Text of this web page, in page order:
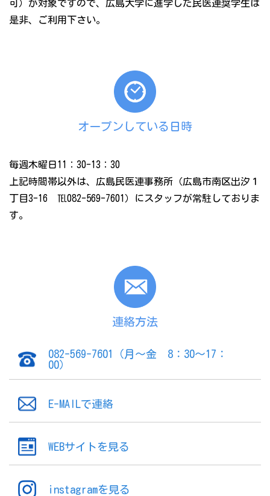
可）が対象ですので、広島大学に進学した民医連奨学生は
是非、ご利用下さい。
オープンしている日時
毎週木曜日11：30-13：30
上記時間帯以外は、広島民医連事務所（広島市南区出汐１
丁目3-16 ℡082-569-7601）にスタッフが常駐しておりま
す。
連絡方法
082-569-7601（月～金 8：30～17：
00）
E-MAILで連絡
WEBサイトを見る
instagramを見る